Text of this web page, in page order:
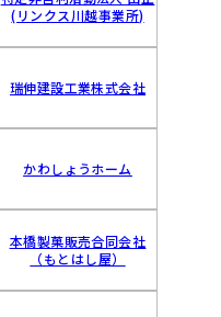
(リンクス川越事業所)
瑞伸建設工業株式会社
かわしょうホーム
本橋製菓販売合同会社
（もとはし屋）